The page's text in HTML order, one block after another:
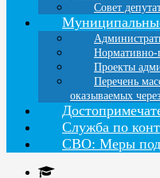
Совет
Нормативно-
Проекты
Перечень
оказываемых
Служба по
СВО: Меры